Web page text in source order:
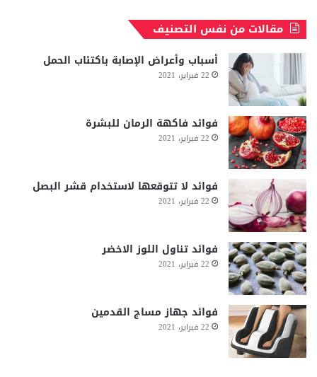
مقالات من نفس التصنيف
أسباب وأعراض الإصابة باكتئاب الحمل
22 فبراير، 2021
فوائد فاكهة الرمان للبشرة
22 فبراير، 2021
فوائد لا تتوقعها لاستخدام قشر البصل
22 فبراير، 2021
فوائد تناول اللوز الاخضر
22 فبراير، 2021
فوائد جهاز مساج القدمين
22 فبراير، 2021